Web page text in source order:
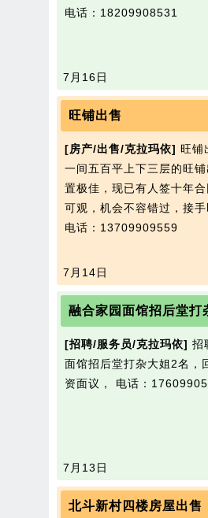
电话：18209908531
7月16日
旺铺出售
[房产/出售/克拉玛依] 旺铺
一间五百平上下三层的旺
置极佳，现已有人签十年
可观，机会不容错过，接
电话：13709909559
7月14日
融合家园面馆招后堂打
[招聘/服务员/克拉玛依] 招
面馆招后堂打杂大姐2名，
资面议， 电话：
7月13日
北斗新村四楼房屋出售